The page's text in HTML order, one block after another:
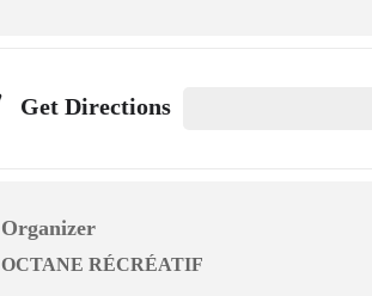
Get Directions
Organizer
OCTANE RÉCRÉATIF